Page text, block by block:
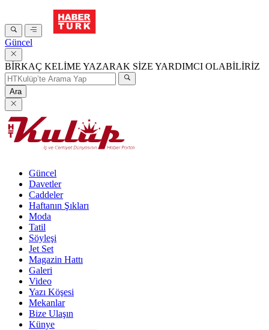
Güncel
BİRKAÇ KELİME YAZARAK SİZE YARDIMCI OLABİLİRİZ
Ara
Güncel
Davetler
Caddeler
Haftanın Şıkları
Moda
Tatil
Söyleşi
Jet Set
Magazin Hattı
Galeri
Video
Yazı Köşesi
Mekanlar
Bize Ulaşın
Künye